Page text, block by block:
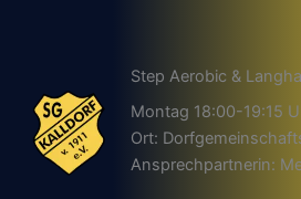
Step Aerobic &
Montag 18:00-19:15
Ort:
Ansprechpartnerin: